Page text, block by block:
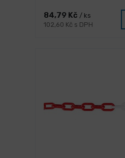
84,79 Kč / ks
102,60 Kč s DPH